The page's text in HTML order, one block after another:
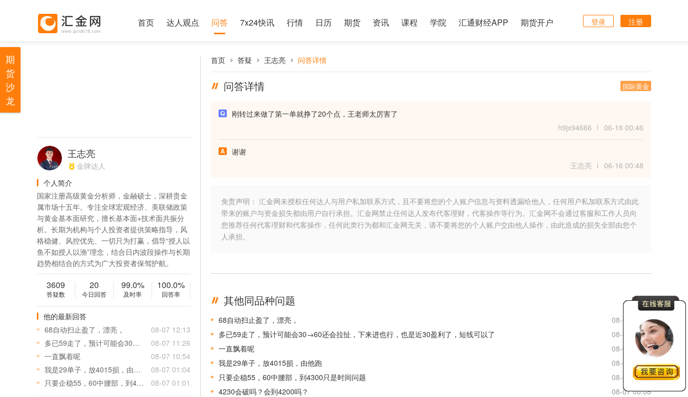
首页 达人观点 问答 7x24快讯 行情 日历 期货 资讯 课程 学院 汇通财经APP 期货开户 登录 注册
王志亮
金牌达人
个人简介
国家注册高级黄金分析师，金融硕士，深耕贵金
属市场十五年。专注全球宏观经济、美联储政策
与黄金基本面研究，擅长基本面+技术面共振分
析。长期为机构与个人投资者提供策略指导，风
格稳健、风控优先、一切只为打赢，倡导“授人以
鱼不如授人以渔”理念，结合日内波段操作与长期
趋势相结合的方式为广大投资者保驾护航。
3609
答疑数
20
今日回答
99.0%
及时率
100.0%
回答率
他的最新回答
68自动扫止盈了，漂亮，
08-07 12:13
多已59走了，预计可能会30→60还会拉扯，下来进也行，也是近30盈利了，短线可以了
08-07 11:26
一直飘着呢
08-07 10:54
我是29单子，放4015损，由他跑
08-07 01:04
只要企稳55，60中腰部，到4300只是时间问题
08-07 01:01
首页 答疑 王志亮 问答详情
问答详情 国际黄金
刚转过来做了第一单就挣了20个点，王老师太厉害了
h9jx94666
06-16 00:46
谢谢
王志亮
06-16 00:48
免责声明： 汇金网未授权任何达人与用户私加联系方式，且不要将您的个人账户信息与资料透漏给他人，任何用户私加联系方式由此
带来的账户与资金损失都由用户自行承担。汇金网禁止任何达人发布代客理财，代客操作等行为。汇金网不会通过客服和工作人员向
您推荐任何代客理财和代客操作，任何此类行为都和汇金网无关，请不要将您的个人账户交由他人操作，由此造成的损失全部由您个
人承担。
其他同品种问题
更多
68自动扫止盈了，漂亮，
08-07 12:13
多已59走了，预计可能会30→60还会拉扯，下来进也行，也是近30盈利了，短线可以了
08-07 11:26
一直飘着呢
08-07 10:54
我是29单子，放4015损，由他跑
08-07 01:04
只要企稳55，60中腰部，到4300只是时间问题
08-07 01:01
4230会破吗？会到4200吗？
08-07 00:08
期
货
沙
龙